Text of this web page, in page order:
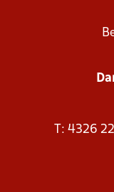
T: 4326